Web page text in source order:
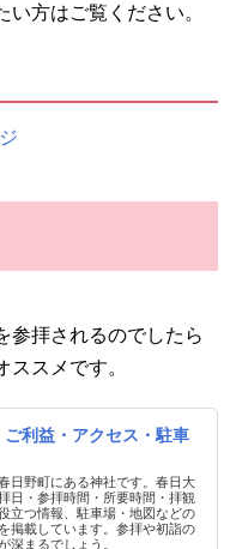
方はご覧ください。
参拝されるのでしたら
ススメです。
利益・アクセス・駐車
日野町にある神社です。春日大
日・参拝時間・所要時間・拝観
立つ情報、駐車場・地図などの
掲載しています。参拝や初詣の
深まるでしょう。